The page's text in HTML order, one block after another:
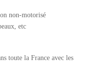
non-motorisé
etc
toute la France avec les